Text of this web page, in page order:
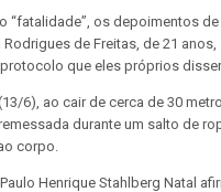
“fatalidade”, os depoimentos
de Freitas, de 21
que eles próprios
6), ao cair de cerca de 30
durante um salto de
corpo.
Henrique Stahlberg Natal